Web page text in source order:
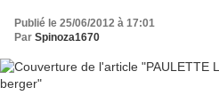
Publié le 25/06/2012 à 17:01
Par Spinoza1670